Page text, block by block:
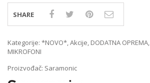
SHARE
Kategorije: *NOVO*,Akcije, DODATNA OPREMA,
MIKROFONI
Proizvođač: Saramonic